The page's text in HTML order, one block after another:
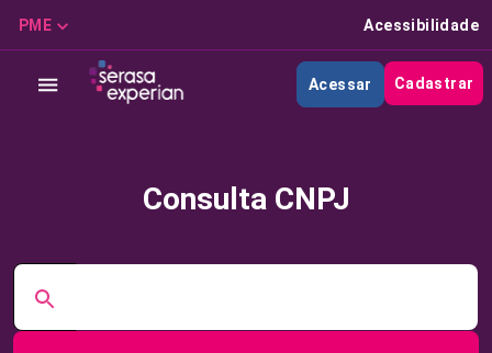
PME Acessibilidade
Acessar Cadastrar
Consulta CNPJ